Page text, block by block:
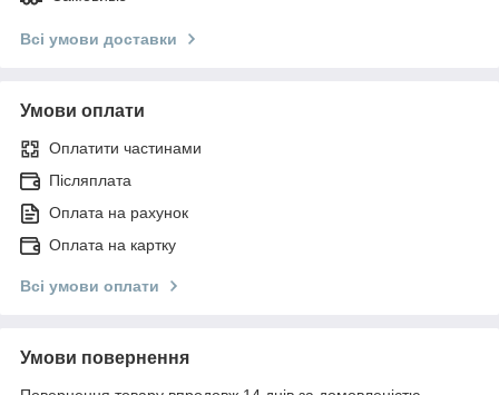
Всі умови доставки
Умови оплати
Оплатити частинами
Післяплата
Оплата на рахунок
Оплата на картку
Всі умови оплати
Умови повернення